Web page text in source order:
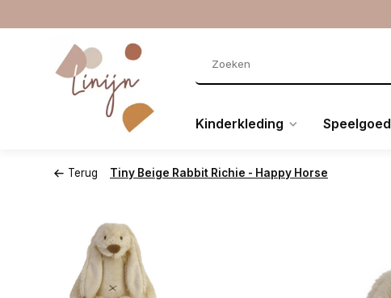
Kinderkleding Speelgoed
Terug Tiny Beige Rabbit Richie - Happy Horse